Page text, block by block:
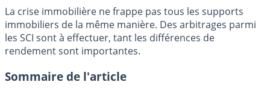
La crise immobilière ne frappe pas tous les supports
immobiliers de la même manière. Des arbitrages parmi
les SCI sont à effectuer, tant les différences de
rendement sont importantes.
Sommaire de l'article